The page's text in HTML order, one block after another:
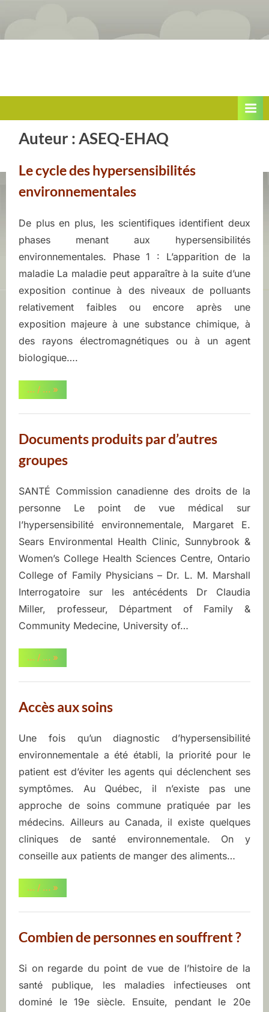
content
H
y
p
r
s
e
n
s
i
é
e
n
v
i
r
n
e
m
n
t
e
l’environnement
malade
Auteur :ASEQ-EHAQ
Le cycle des hypersensibilités
environnementales
Posted
on
juin
9,
2022
By
ASEQ-
EHAQ
De plus en plus, les scientifiques identifient deux
phases menant aux hypersensibilités
environnementales. Phase 1 : L’apparition de la
maladie La maladie peut apparaître à la suite d’une
exposition continue à des niveaux de polluants
relativement faibles ou encore après une
exposition majeure à une substance chimique, à
des rayons électromagnétiques ou à un agent
biologique….
… / … “Le
cycle
hypersensibilités
»
Documents produits par d’autres
groupes
Posted
on
juin
9,
2022
By
ASEQ-
EHAQ
SANTÉ Commission canadienne des droits de la
personne Le point de vue médical sur
l’hypersensibilité environnementale, Margaret E.
Sears Environmental Health Clinic, Sunnybrook &
Women’s College Health Sciences Centre, Ontario
College of Family Physicians – Dr. L. M. Marshall
Interrogatoire sur les antécédents Dr Claudia
Miller, professeur, Départment of Family &
Community Medecine, University of…
… / … “Documents
produits
d’autres
»
Accès aux soins
Posted
on
juin
9,
2022
By
ASEQ-
EHAQ
Une fois qu’un diagnostic d’hypersensibilité
environnementale a été établi, la priorité pour le
patient est d’éviter les agents qui déclenchent ses
symptômes. Au Québec, il n’existe pas une
approche de soins commune pratiquée par les
médecins. Ailleurs au Canada, il existe quelques
cliniques de santé environnementale. On y
conseille aux patients de manger des aliments…
… / … “Accès
aux
»
Combien de personnes en souffrent ?
Posted
on
juin
9,
2022
By
ASEQ-
EHAQ
Si on regarde du point de vue de l’histoire de la
santé publique, les maladies infectieuses ont
dominé le 19e siècle. Ensuite, pendant le 20e